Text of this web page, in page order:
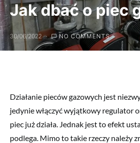
Jak dbać o piec
30/06/2022 NO COMMENTS
Działanie pieców gazowych jest
jedynie włączyć wyjątkowy regulator
piec już działa. Jednak jest to efekt
podlega. Mimo to takie rzeczy należy